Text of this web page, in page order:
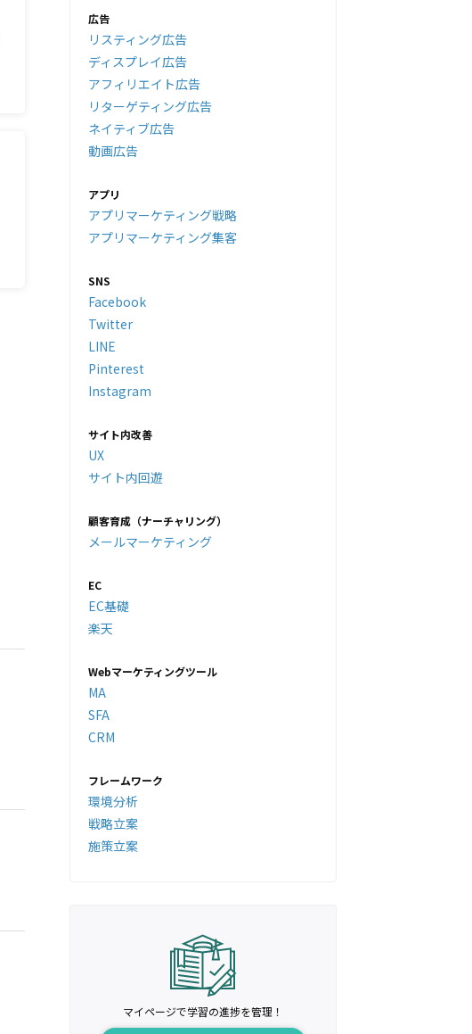
広告
リスティング広告
ディスプレイ広告
アフィリエイト広告
リターゲティング広告
ネイティブ広告
動画広告
アプリ
アプリマーケティング戦略
アプリマーケティング集客
SNS
Facebook
Twitter
LINE
Pinterest
Instagram
サイト内改善
UX
サイト内回遊
顧客育成（ナーチャリング）
メールマーケティング
EC
EC基礎
楽天
Webマーケティングツール
MA
SFA
CRM
フレームワーク
環境分析
戦略立案
施策立案
マイページで学習の進捗を管理！